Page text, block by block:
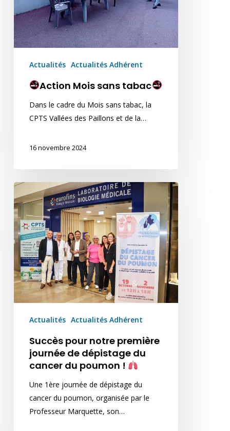
Actualités Actualités Adhérent
Action Mois sans tabac
Dans le cadre du Mois sans tabac, la
CPTS Vallées des Paillons et de la…
16 novembre 2024
Succès
pour
notre
première
journée
de
dépistage
du
cancer
poumonActualités Actualités Adhérent
Succès pour notre première
journée de dépistage du
cancer du poumon !
Une 1ère journée de dépistage du
cancer du poumon, organisée par le
Professeur Marquette, son…